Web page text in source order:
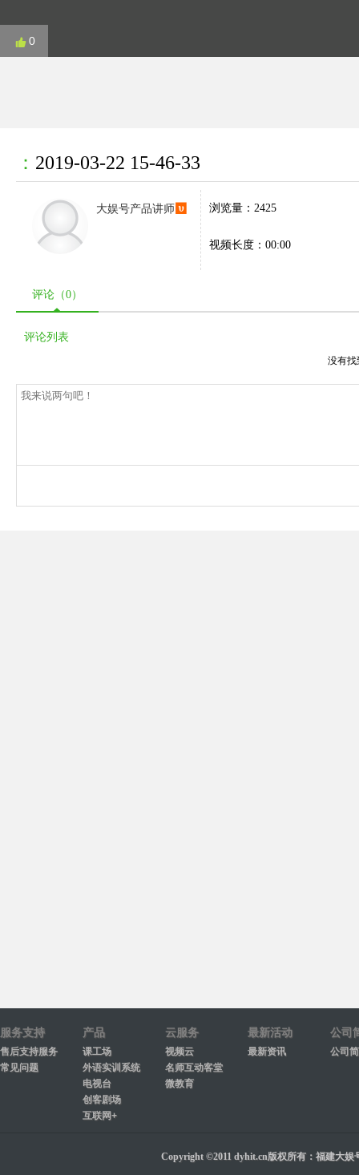
0
： 2019-03-22 15-46-33
大娱号产品讲师 浏览量：2425
视频长度：00:00
评论（0）
评论列表
没有找
服务支持
售后支持服务
常见问题
产品
课工场
外语实训系统
电视台
创客剧场
互联网+
云服务
视频云
名师互动客堂
微教育
最新活动
最新资讯
公司
公司
Copyright ©2011 dyhit.cn版权所有：福建大娱